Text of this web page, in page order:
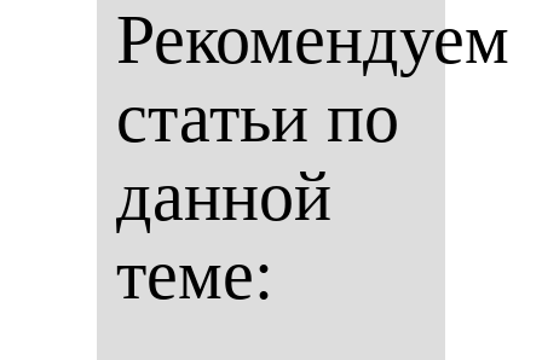
Рекомендуем
статьи по
данной
теме: